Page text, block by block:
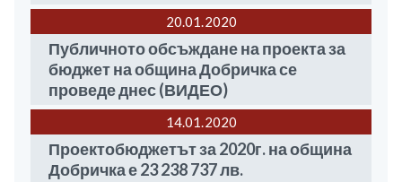
20.01 2020
Публичното обсъждане на проекта за
бюджет на община Добричка се
проведе днес (ВИДЕО)
14.01 2020
Проектобюджетът за 2020г. на община
Добричка е 23 238 737 лв.